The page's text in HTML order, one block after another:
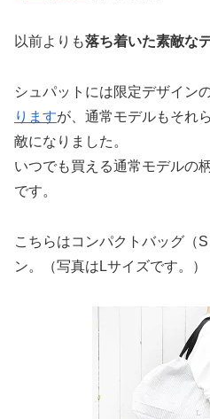
以前よりも落ち着いた素敵な
シュパットには限定デザイン
りますが、通常モデルもそれ
敵になりました。
いつでも買える通常モデルの
です。
こちらはコンパクトバッグ（
ン。（写真はLサイズです。）